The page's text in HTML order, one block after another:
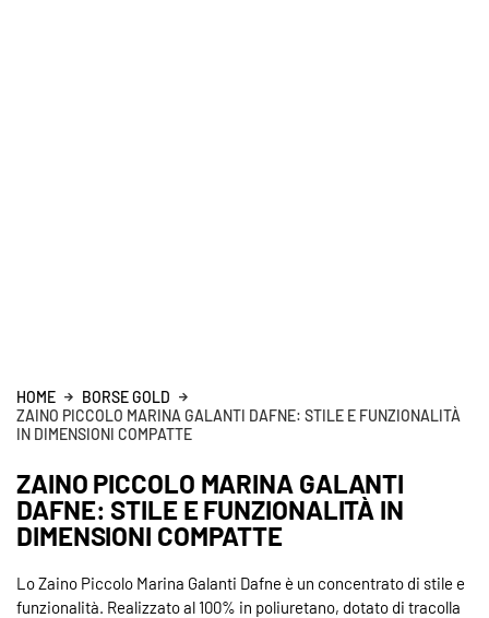
HOME
BORSE GOLD
ZAINO PICCOLO MARINA GALANTI DAFNE: STILE E FUNZIONALITÀ
IN DIMENSIONI COMPATTE
ZAINO PICCOLO MARINA GALANTI
DAFNE: STILE E FUNZIONALITÀ IN
DIMENSIONI COMPATTE
Lo Zaino Piccolo Marina Galanti Dafne è un concentrato di stile e
funzionalità. Realizzato al 100% in poliuretano, dotato di tracolla